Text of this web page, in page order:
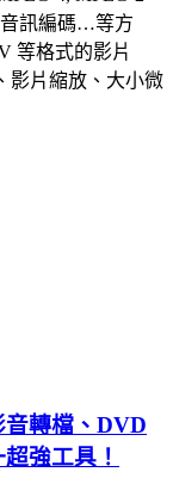
音訊編碼…等方
等格式的影片
影片縮放、大小微
音轉檔、DVD
強工具！